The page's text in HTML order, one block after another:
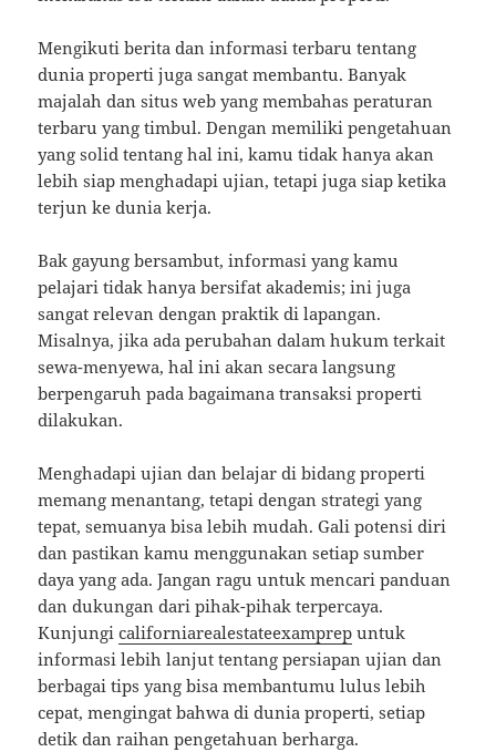
Mengikuti berita dan informasi terbaru tentang
dunia properti juga sangat membantu. Banyak
majalah dan situs web yang membahas peraturan
terbaru yang timbul. Dengan memiliki pengetahuan
yang solid tentang hal ini, kamu tidak hanya akan
lebih siap menghadapi ujian, tetapi juga siap ketika
terjun ke dunia kerja.
Bak gayung bersambut, informasi yang kamu
pelajari tidak hanya bersifat akademis; ini juga
sangat relevan dengan praktik di lapangan.
Misalnya, jika ada perubahan dalam hukum terkait
sewa-menyewa, hal ini akan secara langsung
berpengaruh pada bagaimana transaksi properti
dilakukan.
Menghadapi ujian dan belajar di bidang properti
memang menantang, tetapi dengan strategi yang
tepat, semuanya bisa lebih mudah. Gali potensi diri
dan pastikan kamu menggunakan setiap sumber
daya yang ada. Jangan ragu untuk mencari panduan
dan dukungan dari pihak-pihak terpercaya.
Kunjungicaliforniarealestateexamprep untuk
informasi lebih lanjut tentang persiapan ujian dan
berbagai tips yang bisa membantumu lulus lebih
cepat, mengingat bahwa di dunia properti, setiap
detik dan raihan pengetahuan berharga.